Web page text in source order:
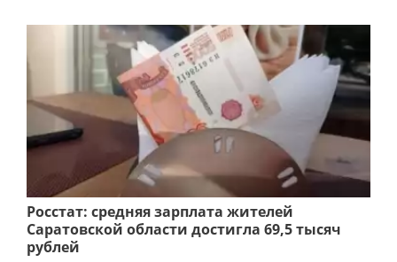
Росстат: средняя зарплата жителей
Саратовской области достигла 69,5 тысяч
рублей